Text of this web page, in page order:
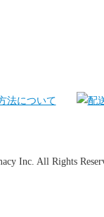
Inc. All Rights